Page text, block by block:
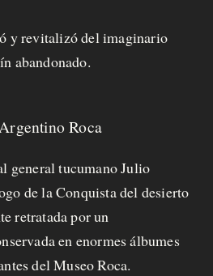
y revitalizó del imaginario
abandonado.
Roca
general tucumano Julio
de la Conquista del desierto
retratada por un
en enormes álbumes
del Museo Roca.